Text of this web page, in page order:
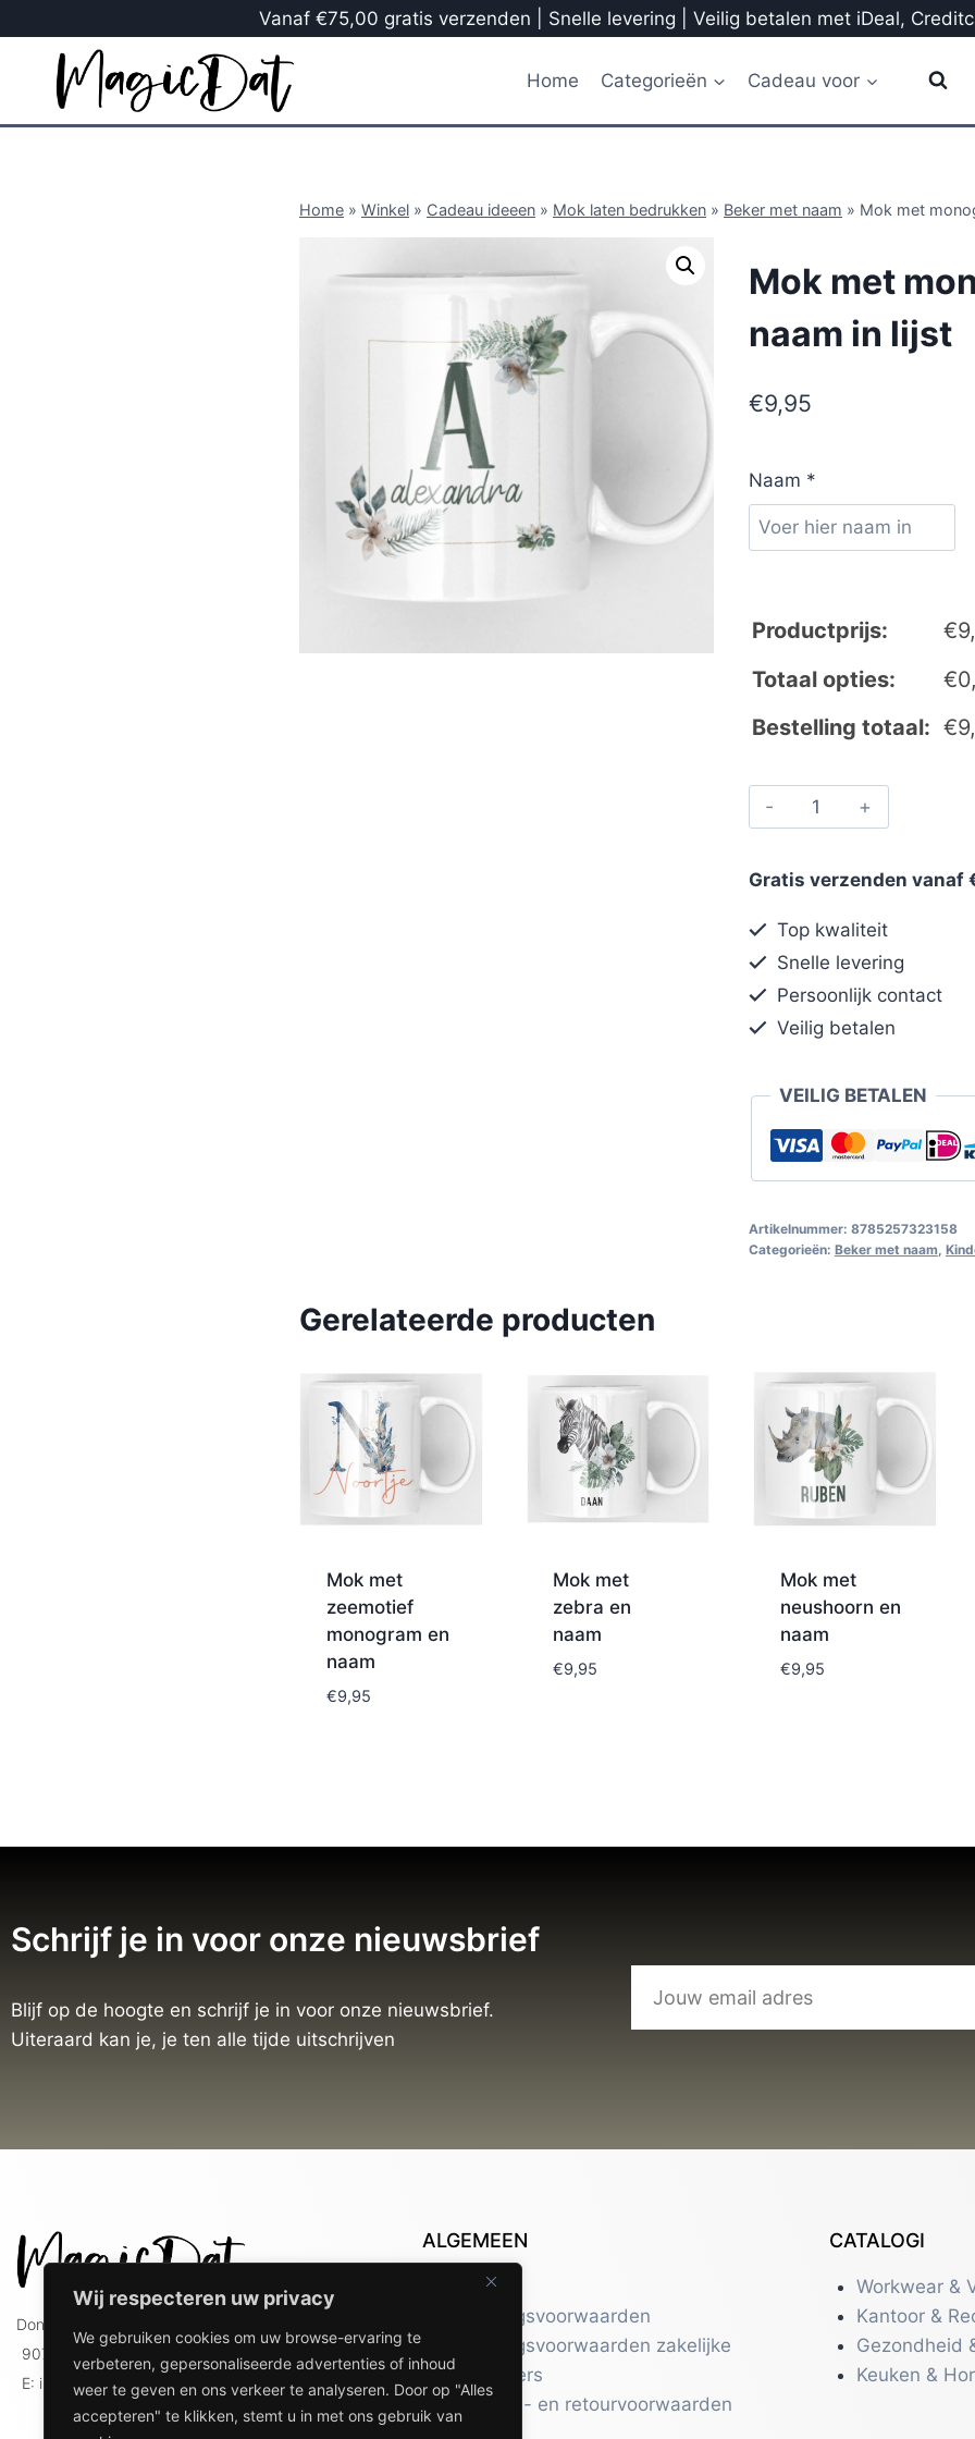
Wij respecteren uw privacy
We gebruiken cookies om uw browse-ervaring te
verbeteren, gepersonaliseerde advertenties of inhoud
weer te geven en ons verkeer te analyseren. Door op "Alles
accepteren" te klikken, stemt u in met ons gebruik van
Vanaf €75,00 gratis verzenden | Snelle levering | Veilig betalen met iDeal,
Home Categorieën Cadeau voor
Home » Winkel » Cadeau ideeen » Mok laten bedrukken » Beker met naam » Mok met
Mok met
naam in lijst
€9,95
Naam *
Productprijs: €
Totaal opties:
€
Bestelling totaal: €
Gratis verzenden vanaf
Top kwaliteit
Snelle levering
Persoonlijk contact
Veilig betalen
VEILIG BETALEN
Artikelnummer: 8785257323158
Categorieën: Beker met naam
Gerelateerde producten
Mok met
zeemotief
monogram en
naam
€9,95
Mok met
zebra en
naam
€9,95
Mok met
neushoorn en
naam
€9,95
Schrijf je in voor onze nieuwsbrief
Blijf op de hoogte en schrijf je in voor onze nieuwsbrief.
Uiteraard kan je, je ten alle tijde uitschrijven
Doniaweg 9
9074 AE Hallum
E: info@magicdat.nl
ALGEMEEN
Contact
Leveringsvoorwaarden
Leveringsvoorwaarden zakelijke
gebruikers
Verzend- en retourvoorwaarden
CATALOGI
Workwear &
Kantoor &
Gezondheid
Keuken &